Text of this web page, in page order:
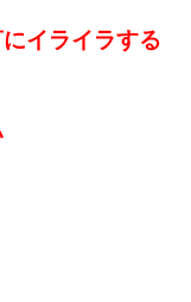
イライラする